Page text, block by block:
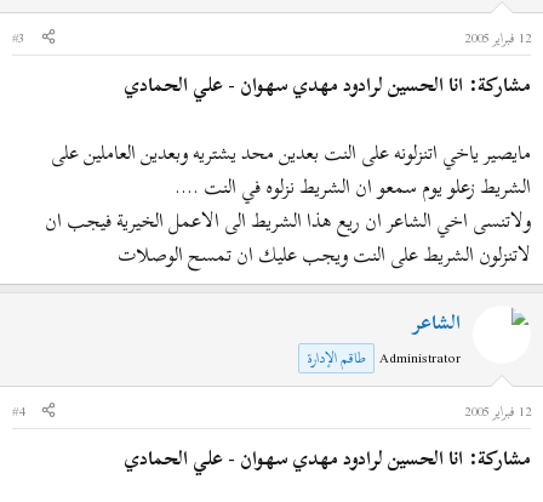
12 فبراير 2005
#3
مشاركة: انا الحسين لرادود مهدي سهوان - علي الحمادي
مايصير ياخي اتنزلونه على النت بعدين محد يشتريه وبعدين العاملين على
الشريط زعلو يوم سمعو ان الشريط نزلوه في النت ....
ولاتنسى اخي الشاعر ان ريع هذا الشريط الى الاعمل الخيرية فيجب ان
لاتنزلون الشريط على النت ويجب عليك ان تمسح الوصلات
الشاعر
Administrator طاقم الإدارة
12 فبراير 2005
#4
مشاركة: انا الحسين لرادود مهدي سهوان - علي الحمادي